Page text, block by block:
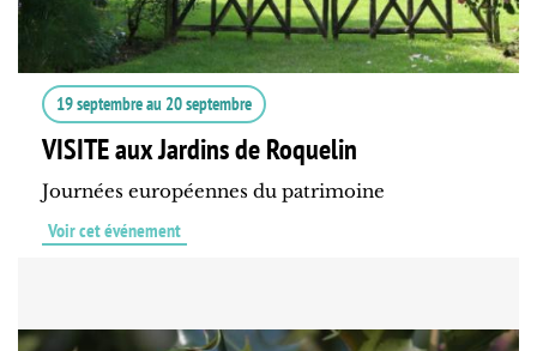
19 septembreau 20 septembre
VISITE aux Jardins de Roquelin
Journées européennes du patrimoine
Voir cet événement